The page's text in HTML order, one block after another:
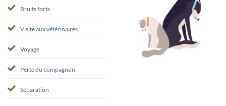
Bruits forts
Visite aux vétérinaires
Voyage
Perte du compagnon
Séparation